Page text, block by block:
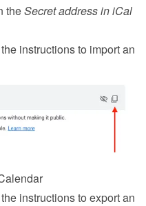
the Secret address in iCal
instructions to import an
instructions to export an